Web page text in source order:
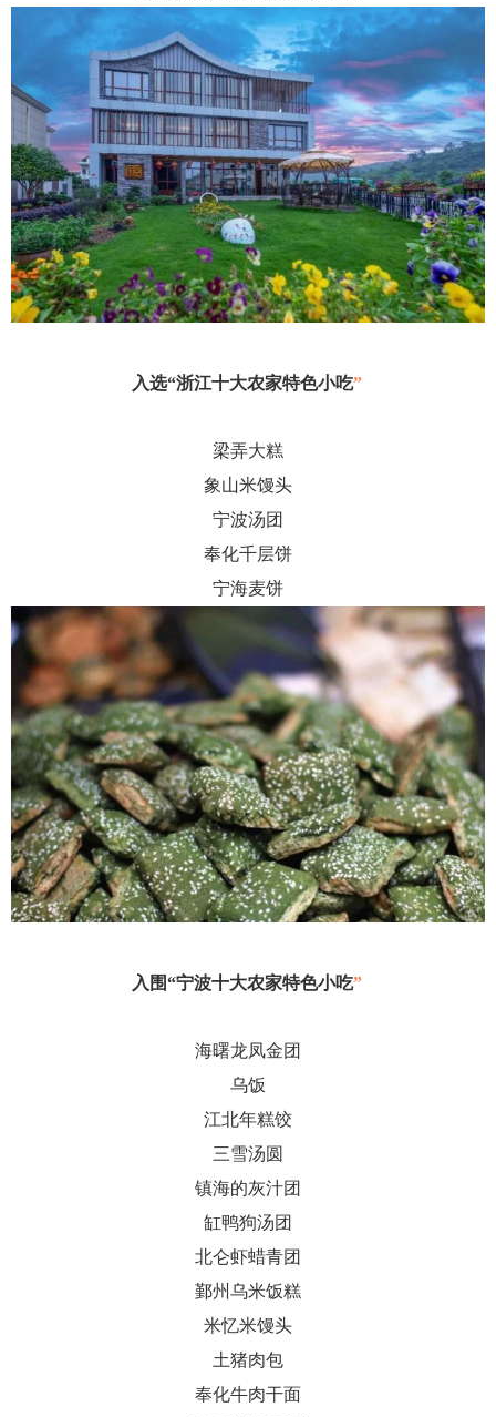
入选“浙江十大农家特色小吃”
梁弄大糕
象山米馒头
宁波汤团
奉化千层饼
宁海麦饼
入围“宁波十大农家特色小吃”
海曙龙凤金团
乌饭
江北年糕饺
三雪汤圆
镇海的灰汁团
缸鸭狗汤团
北仑虾蜡青团
鄞州乌米饭糕
米忆米馒头
土猪肉包
奉化牛肉干面